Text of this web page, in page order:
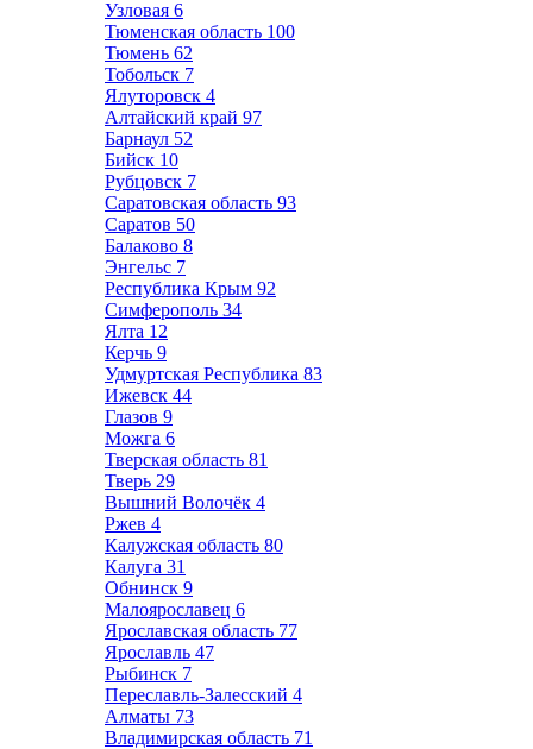
Узловая 6
Тюменская область 100
Тюмень 62
Тобольск 7
Ялуторовск 4
Алтайский край 97
Барнаул 52
Бийск 10
Рубцовск 7
Саратовская область 93
Саратов 50
Балаково 8
Энгельс 7
Республика Крым 92
Симферополь 34
Ялта 12
Керчь 9
Удмуртская Республика 83
Ижевск 44
Глазов 9
Можга 6
Тверская область 81
Тверь 29
Вышний Волочёк 4
Ржев 4
Калужская область 80
Калуга 31
Обнинск 9
Малоярославец 6
Ярославская область 77
Ярославль 47
Рыбинск 7
Переславль-Залесский 4
Алматы 73
Владимирская область 71